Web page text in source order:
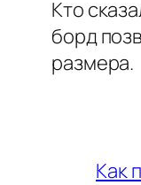
Кто
борд
размера.
Как